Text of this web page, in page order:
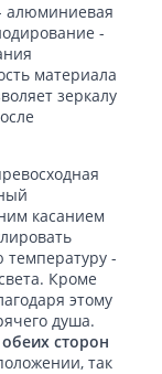
алюминиевая
-
материала
зеркалу
касанием
-
Кроме
этому
душа.
обеих сторон
так